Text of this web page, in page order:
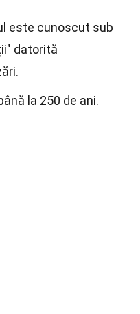
este cunoscut sub
datorită
la 250 de ani.